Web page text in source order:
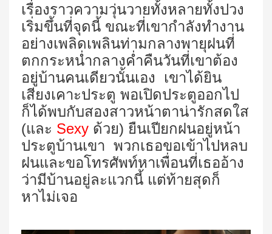
เรื่องราวความวุ่นวายทั้งหลายทั้งปวง
เริ่มขึ้นที่จุดนี้ ขณะที่เขากำลังทำงาน
อย่างเพลิดเพลินท่ามกลางพายุฝนที่
ตกกระหน่ำกลางค่ำคืนวันที่เขาต้อง
อยู่บ้านคนเดียวนั้นเอง เขาได้ยิน
เสียงเคาะประตู พอเปิดประตูออกไป
ก็ได้พบกับสองสาวหน้าตาน่ารักสดใส
(และ Sexy ด้วย) ยืนเปียกฝนอยู่หน้า
ประตูบ้านเขา พวกเธอขอเข้าไปหลบ
ฝนและขอโทรศัพท์หาเพื่อนที่เธออ้าง
ว่ามีบ้านอยู่ละแวกนี้ แต่ท้ายสุดก็
หาไม่เจอ